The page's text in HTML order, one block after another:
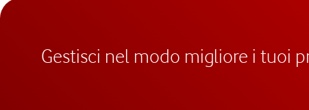
Gestisci nel modo migliore i tuoi